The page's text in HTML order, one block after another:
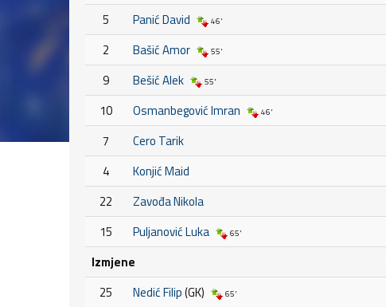
5
Panić David 46'
2 Bašić Amor 55'
9 Bešić Alek 55'
10 Osmanbegović Imran 46'
7
Cero Tarik
4
Konjić Maid
22
Zavođa Nikola
15
Puljanović Luka 65'
Izmjene
25
Nedić Filip(GK) 65'